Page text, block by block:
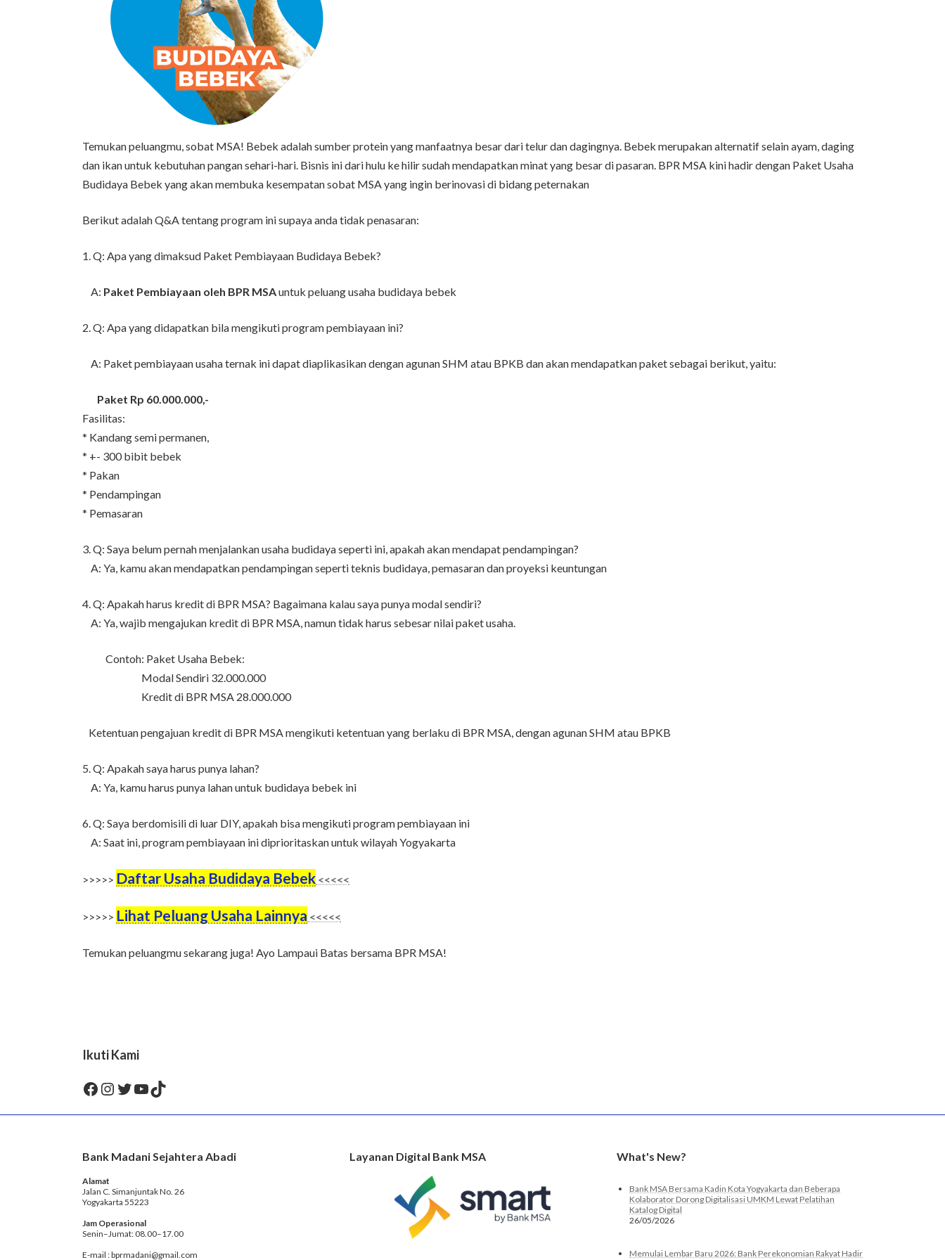
Temukan peluangmu, sobat MSA! Bebek adalah sumber protein yang manfaatnya besar dari telur dan dagingnya. Bebek merupakan alternatif selain ayam, daging
dan ikan untuk kebutuhan pangan sehari-hari. Bisnis ini dari hulu ke hilir sudah mendapatkan minat yang besar di pasaran. BPR MSA kini hadir dengan Paket Usaha
Budidaya Bebek yang akan membuka kesempatan sobat MSA yang ingin berinovasi di bidang peternakan
Berikut adalah Q&A tentang program ini supaya anda tidak penasaran:
1. Q: Apa yang dimaksud Paket Pembiayaan Budidaya Bebek?
A: Paket Pembiayaan oleh BPR MSAuntuk peluang usaha budidaya bebek
2. Q: Apa yang didapatkan bila mengikuti program pembiayaan ini?
A: Paket pembiayaan usaha ternak ini dapat diaplikasikan dengan agunan SHM atau BPKB dan akan mendapatkan paket sebagai berikut, yaitu:
Paket Rp 60.000.000,-
Fasilitas:
* Kandang semi permanen,
* +- 300 bibit bebek
* Pakan
* Pendampingan
* Pemasaran
3. Q: Saya belum pernah menjalankan usaha budidaya seperti ini, apakah akan mendapat pendampingan?
A: Ya, kamu akan mendapatkan pendampingan seperti teknis budidaya, pemasaran dan proyeksi keuntungan
4. Q: Apakah harus kredit di BPR MSA? Bagaimana kalau saya punya modal sendiri?
A: Ya, wajib mengajukan kredit di BPR MSA, namun tidak harus sebesar nilai paket usaha.
Contoh: Paket Usaha Bebek:
Modal Sendiri 32.000.000
Kredit di BPR MSA 28.000.000
Ketentuan pengajuan kredit di BPR MSA mengikuti ketentuan yang berlaku di BPR MSA, dengan agunan SHM atau BPKB
5. Q: Apakah saya harus punya lahan?
A: Ya, kamu harus punya lahan untuk budidaya bebek ini
6. Q: Saya berdomisili di luar DIY, apakah bisa mengikuti program pembiayaan ini
A: Saat ini, program pembiayaan ini diprioritaskan untuk wilayah Yogyakarta
>>>>> Daftar Usaha Budidaya Bebek <<<<<
>>>>> Lihat Peluang Usaha Lainnya <<<<<
Temukan peluangmu sekarang juga! Ayo Lampaui Batas bersama BPR MSA!
Ikuti Kami
Facebook
Instagram
Twitter
YouTube
TikTok
Bank Madani Sejahtera Abadi
Alamat
Jalan C. Simanjuntak No. 26
Yogyakarta 55223
Jam Operasional
Senin–Jumat: 08.00–17.00
E-mail : bprmadani@gmail.com
Layanan Digital Bank MSA What's New?
Bank MSA Bersama Kadin Kota Yogyakarta dan Beberapa
Kolaborator Dorong Digitalisasi UMKM Lewat Pelatihan
Katalog Digital
26/05/2026
Memulai Lembar Baru 2026: Bank Perekonomian Rakyat Hadir